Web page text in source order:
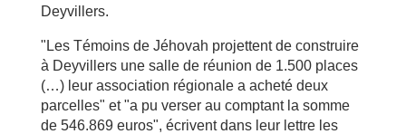
Deyvillers.
"Les Témoins de Jéhovah projettent de construire
à Deyvillers une salle de réunion de 1.500 places
(…) leur association régionale a acheté deux
parcelles" et "a pu verser au comptant la somme
de 546.869 euros", écrivent dans leur lettre les